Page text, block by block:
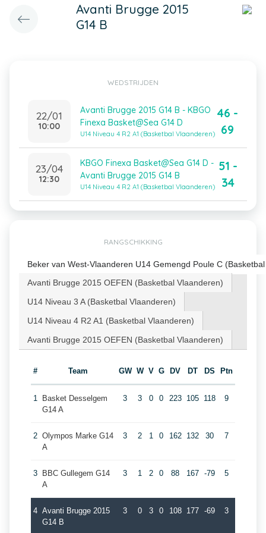
Avanti Brugge 2015
G14 B
WEDSTRIJDEN
22/01
10:00
Avanti Brugge 2015 G14 B - KBGO
Finexa Basket@Sea G14 D
U14 Niveau 4 R2 A1 (Basketbal Vlaanderen)
46 -
69
23/04
12:30
KBGO Finexa Basket@Sea G14 D -
Avanti Brugge 2015 G14 B
U14 Niveau 4 R2 A1 (Basketbal Vlaanderen)
51 -
34
RANGSCHIKKING
Beker van West-Vlaanderen U14 Gemengd Poule C
Avanti Brugge 2015 OEFEN (Basketbal Vlaanderen)
U14 Niveau 3 A (Basketbal Vlaanderen)
U14 Niveau 4 R2 A1 (Basketbal Vlaanderen)
Avanti Brugge 2015 OEFEN (Basketbal Vlaanderen)
# Team GW W V G DV DT DS Ptn
1
Basket Desselgem
G14 A
3 3 0 0 223 105 118 9
2 Olympos Marke G14
A
3 2 1 0 162 132 30 7
3
BBC Gullegem G14
A
3 1 2 0 88 167 -79 5
4 Avanti Brugge 2015
G14 B
3 0 3 0 108 177 -69 3